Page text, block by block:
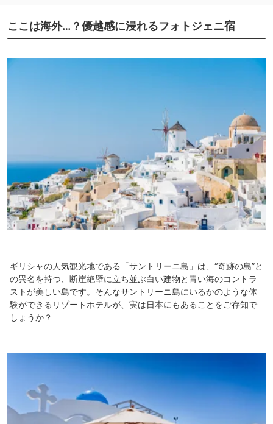
ここは海外…？優越感に浸れるフォトジェニ宿
ギリシャの人気観光地である「サントリーニ島」は、“奇跡の島”と
の異名を持つ、断崖絶壁に立ち並ぶ白い建物と青い海のコントラ
ストが美しい島です。そんなサントリーニ島にいるかのような体
験ができるリゾートホテルが、実は日本にもあることをご存知で
しょうか？